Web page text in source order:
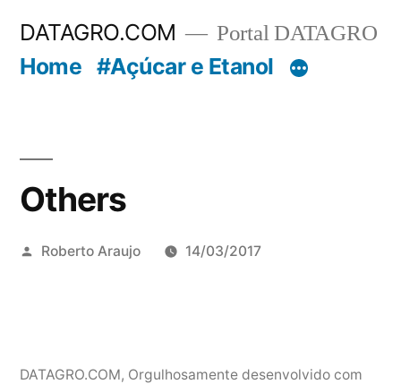
DATAGRO.COM Portal DATAGRO
Home #Açúcar e Etanol
Others
Publicado
Roberto Araujo 14/03/2017
DATAGRO.COM, Orgulhosamente desenvolvido com